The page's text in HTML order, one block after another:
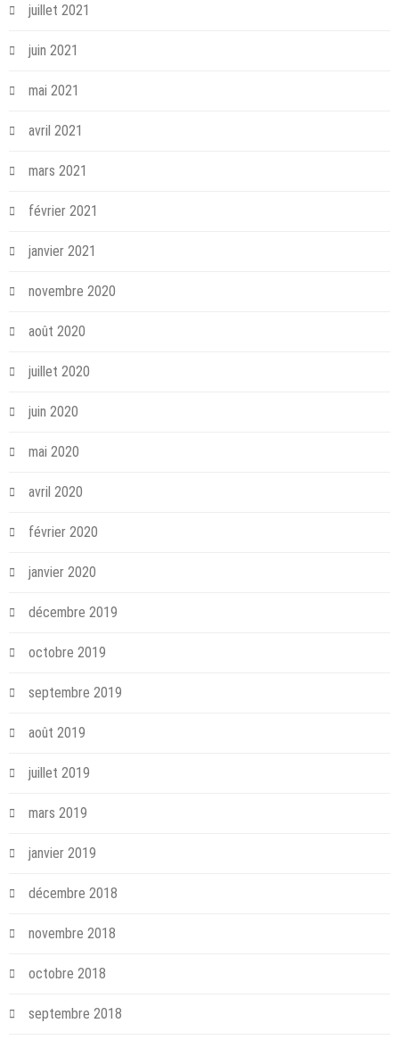
juillet 2021
juin 2021
mai 2021
avril 2021
mars 2021
février 2021
janvier 2021
novembre 2020
août 2020
juillet 2020
juin 2020
mai 2020
avril 2020
février 2020
janvier 2020
décembre 2019
octobre 2019
septembre 2019
août 2019
juillet 2019
mars 2019
janvier 2019
décembre 2018
novembre 2018
octobre 2018
septembre 2018